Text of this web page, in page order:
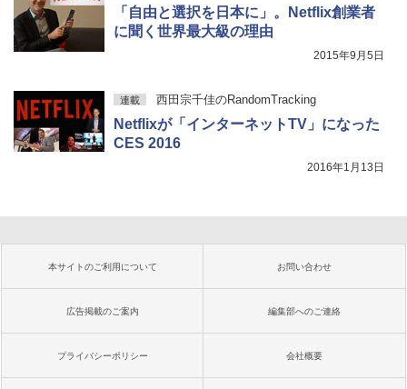
「自由と選択を日本に」。Netflix創業者
に聞く世界最大級の理由
2015年9月5日
連載 西田宗千佳のRandomTracking
Netflixが「インターネットTV」になった
CES 2016
2016年1月13日
本サイトのご利用について お問い合わせ
広告掲載のご案内 編集部へのご連絡
プライバシーポリシー 会社概要